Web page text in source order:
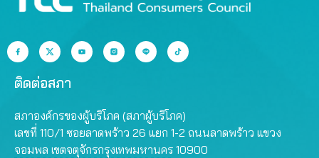
ติดต่อสภา
สภาองค์กรของผู้บริโภค (สภาผู้บริโภค)
เลขที่ 110/1 ซอยลาดพร้าว 26 แยก 1-2 ถนนลาดพร้าว แขวง
จอมพล เขตจตุจักรกรุงเทพมหานคร 10900